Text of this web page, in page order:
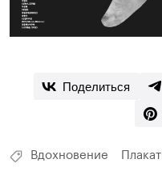
Поделиться
Вдохновение